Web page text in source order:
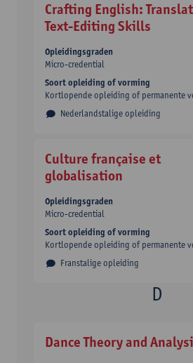
Crafting English:
Text-Editing Skills
Nederlandstalige opleiding
Opleidingsgraden
Micro-credential
Soort opleiding of vorming
Kortlopende opleiding of permanente
Culture française et
globalisation
Franstalige opleiding
Opleidingsgraden
Micro-credential
Soort opleiding of vorming
Kortlopende opleiding of permanente
Dance Theory and